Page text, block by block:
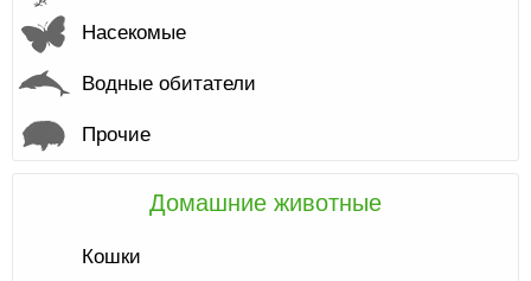
Насекомые
Водные обитатели
Прочие
Домашние животные
Кошки